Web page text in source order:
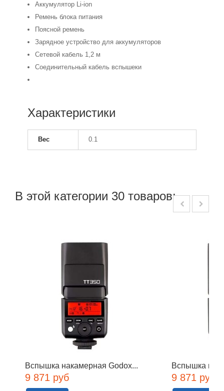
Аккумулятор Li-ion
Ремень блока питания
Поясной ремень
Зарядное устройство для аккумуляторов
Сетевой кабель 1,2 м
Соединительный кабель вспышеки
Характеристики
Вес 0.1
В этой категории 30 товаров:
Вспышка накамерная Godox...
9 871 руб
Вспышка
9 871 руб